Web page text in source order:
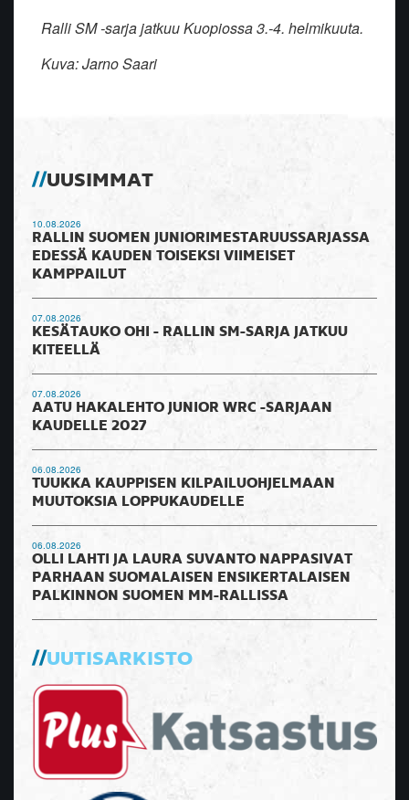
Ralli SM -sarja jatkuu Kuopiossa 3.-4. helmikuuta.
Kuva: Jarno Saari
UUSIMMAT
10.08.2026
RALLIN SUOMEN JUNIORIMESTARUUSSARJASSA
EDESSÄ KAUDEN TOISEKSI VIIMEISET
KAMPPAILUT
07.08.2026
KESÄTAUKO OHI - RALLIN SM-SARJA JATKUU
KITEELLÄ
07.08.2026
AATU HAKALEHTO JUNIOR WRC -SARJAAN
KAUDELLE 2027
06.08.2026
TUUKKA KAUPPISEN KILPAILUOHJELMAAN
MUUTOKSIA LOPPUKAUDELLE
06.08.2026
OLLI LAHTI JA LAURA SUVANTO NAPPASIVAT
PARHAAN SUOMALAISEN ENSIKERTALAISEN
PALKINNON SUOMEN MM-RALLISSA
UUTISARKISTO